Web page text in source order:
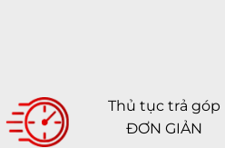
Thủ tục trả góp
ĐƠN GIẢN